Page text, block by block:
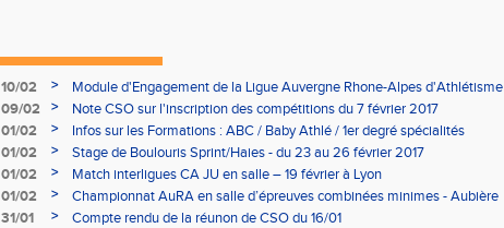
10/02 >
Module d'Engagement de la Ligue Auvergne Rhone-Alpes d'Athlétisme
09/02
>
Note CSO sur l'inscription des compétitions du 7 février 2017
01/02
>
Infos sur les Formations : ABC / Baby Athlé / 1er degré spécialités
01/02
>
Stage de Boulouris Sprint/Haies - du 23 au 26 février 2017
01/02
>
Match interligues CA JU en salle – 19 février à Lyon
01/02
>
Championnat AuRA en salle d’épreuves combinées minimes - Aubière
- le 12 février
31/01 >
Compte rendu de la réunon de CSO du 16/01